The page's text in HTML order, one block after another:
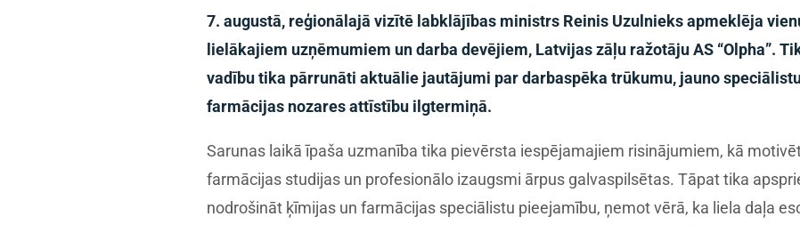
7. augustā, reģionālajā vizītē labklājības ministrs Reinis Uzulnieks apmeklēja
lielākajiem uzņēmumiem un darba devējiem, Latvijas zāļu ražotāju AS “Olpha”.
vadību tika pārrunāti aktuālie jautājumi par darbaspēka trūkumu, jauno
farmācijas nozares attīstību ilgtermiņā.
Sarunas laikā īpaša uzmanība tika pievērsta iespējamajiem risinājumiem, kā
farmācijas studijas un profesionālo izaugsmi ārpus galvaspilsētas. Tāpat tika
nodrošināt ķīmijas un farmācijas speciālistu pieejamību, ņemot vērā, ka liela daļa